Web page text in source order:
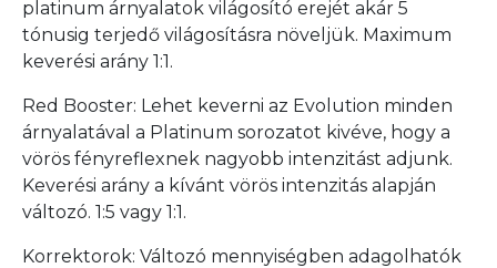
platinum árnyalatok világosító erejét akár 5
tónusig terjedő világosításra növeljük. Maximum
keverési arány 1:1.
Red Booster: Lehet keverni az Evolution minden
árnyalatával a Platinum sorozatot kivéve, hogy a
vörös fényreflexnek nagyobb intenzitást adjunk.
Keverési arány a kívánt vörös intenzitás alapján
változó. 1:5 vagy 1:1.
Korrektorok: Változó mennyiségben adagolhatók